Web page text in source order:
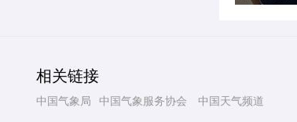
相关链接
中国气象局 中国气象服务协会 中国天气频道